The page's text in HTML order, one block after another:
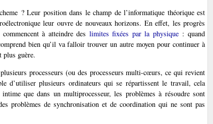
? Leur position dans le champ de l’informatique théorique est
leur ouvre de nouveaux horizons. En effet, les progrès
à atteindre des limites fixées par la physique: quand
bien qu’il va falloir trouver un autre moyen pour continuer à
plus guère.
processeurs (ou des processeurs multi-cœurs, ce qui revient
d’utiliser plusieurs ordinateurs qui se répartissent le travail, cela
que dans un multiprocesseur, les problèmes à résoudre sont
problèmes de synchronisation et de coordination qui ne sont pas